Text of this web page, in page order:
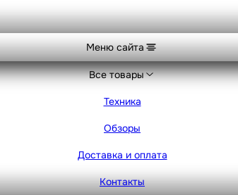
Меню сайта
Все товары
Техника
Обзоры
Доставка и оплата
Контакты